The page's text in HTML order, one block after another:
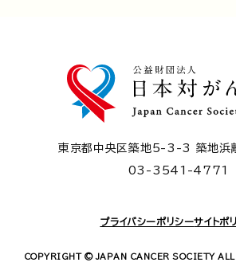
東京都中央区築地5-3-3 築地浜
03-3541-4771
プライバシーポリシーサイトポ
COPYRIGHT © JAPAN CANCER SOCIETY